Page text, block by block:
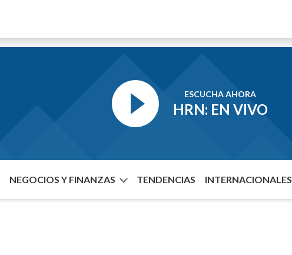
ESCUCHA AHORA
HRN: EN VIVO
NEGOCIOS Y FINANZAS TENDENCIAS INTERNACIONALES